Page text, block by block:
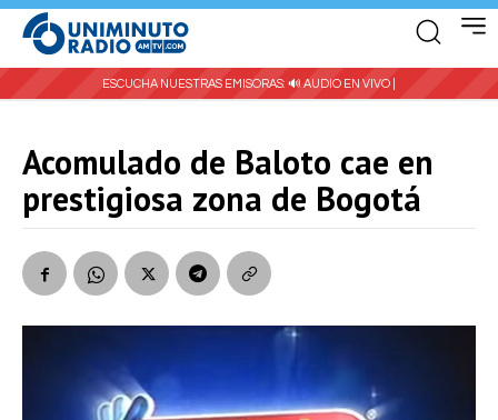
ESCUCHA NUESTRAS EMISORAS: 🔊 AUDIO EN VIVO |
Acomulado de Baloto cae en
prestigiosa zona de Bogotá